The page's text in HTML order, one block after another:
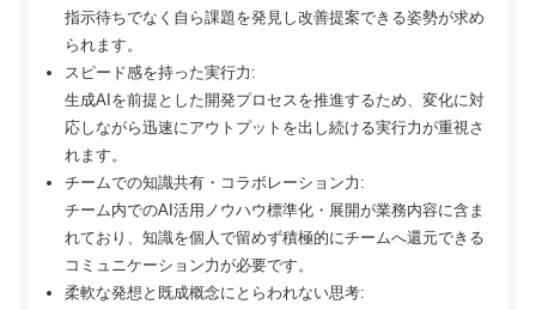
指示待ちでなく自ら課題を発見し改善提案できる姿勢が求め
られます。
スピード感を持った実行力:
生成AIを前提とした開発プロセスを推進するため、変化に対
応しながら迅速にアウトプットを出し続ける実行力が重視さ
れます。
チームでの知識共有・コラボレーション力:
チーム内でのAI活用ノウハウ標準化・展開が業務内容に含ま
れており、知識を個人で留めず積極的にチームへ還元できる
コミュニケーション力が必要です。
柔軟な発想と既成概念にとらわれない思考: